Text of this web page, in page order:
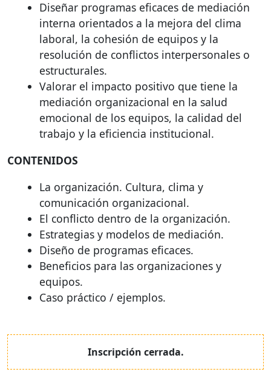
Diseñar programas eficaces de mediación
interna orientados a la mejora del clima
laboral, la cohesión de equipos y la
resolución de conflictos interpersonales o
estructurales.
Valorar el impacto positivo que tiene la
mediación organizacional en la salud
emocional de los equipos, la calidad del
trabajo y la eficiencia institucional.
CONTENIDOS
La organización. Cultura, clima y
comunicación organizacional.
El conflicto dentro de la organización.
Estrategias y modelos de mediación.
Diseño de programas eficaces.
Beneficios para las organizaciones y
equipos.
Caso práctico / ejemplos.
Inscripción cerrada.